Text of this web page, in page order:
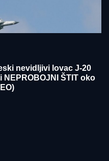
nevidljivi lovac J-20
NEPROBOJNI ŠTIT oko